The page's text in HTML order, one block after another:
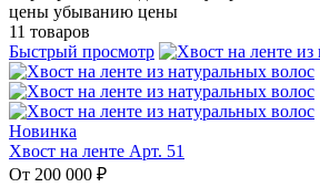
цены убыванию цены
11 товаров
Быстрый просмотр
Новинка
Хвост на ленте Арт. 51
От 200 000 ₽